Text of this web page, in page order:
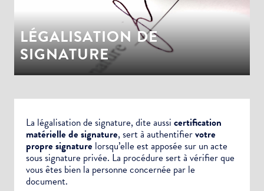
LÉGALISATION DE
SIGNATURE
La légalisation de signature, dite aussi certification
matérielle de signature, sert à authentifiervotre
propre signature lorsqu’elle est apposée sur unacte
sous signature privée. La procédure sert à vérifier que
vous êtes bien la personne concernée par le
document.